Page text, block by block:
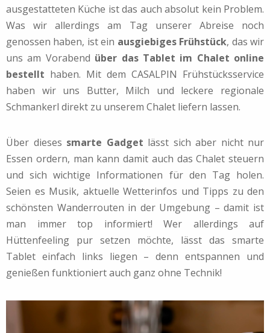
ausgestatteten Küche ist das auch absolut kein Problem.
Was wir allerdings am Tag unserer Abreise noch
genossen haben, ist ein ausgiebiges Frühstück, das wir
uns am Vorabend über das Tablet im Chalet online
bestellt haben. Mit dem CASALPIN Frühstücksservice
haben wir uns Butter, Milch und leckere regionale
Schmankerl direkt zu unserem Chalet liefern lassen.
Über dieses smarte Gadget lässt sich aber nicht nur
Essen ordern, man kann damit auch das Chalet steuern
und sich wichtige Informationen für den Tag holen.
Seien es Musik, aktuelle Wetterinfos und Tipps zu den
schönsten Wanderrouten in der Umgebung – damit ist
man immer top informiert! Wer allerdings auf
Hüttenfeeling pur setzen möchte, lässt das smarte
Tablet einfach links liegen – denn entspannen und
genießen funktioniert auch ganz ohne Technik!